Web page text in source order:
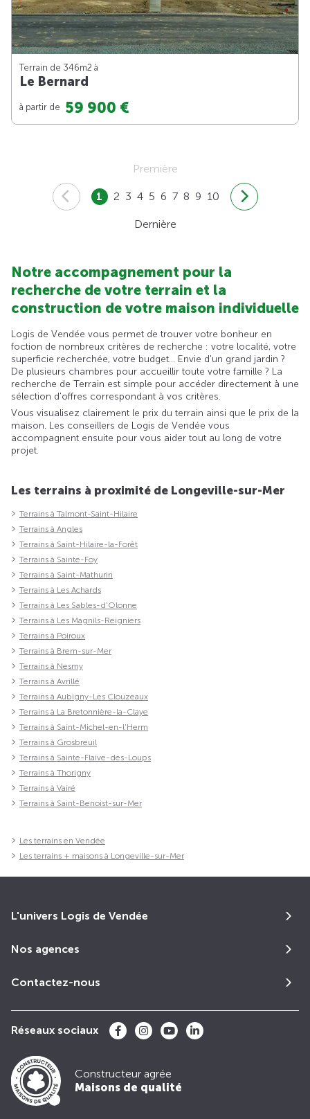
Terrain de 346m2 à
Le Bernard
à partir de 59 900 €
Première
1 2 3 4 5 6 7 8 9 10
Dernière
Notre accompagnement pour la
recherche de votre terrain et la
construction de votre maison individuelle
Logis de Vendée vous permet de trouver votre bonheur en
foction de nombreux critères de recherche : votre localité, votre
superficie recherchée, votre budget... Envie d'un grand jardin ?
De plusieurs chambres pour accueillir toute votre famille ? La
recherche de Terrain est simple pour accéder directement à une
sélection d'offres correspondant à vos critères.
Vous visualisez clairement le prix du terrain ainsi que le prix de la
maison. Les conseillers de Logis de Vendée vous
accompagnent ensuite pour vous aider tout au long de votre
projet.
Les terrains à proximité de Longeville-sur-Mer
Terrains à Talmont-Saint-Hilaire
Terrains à Angles
Terrains à Saint-Hilaire-la-Forêt
Terrains à Sainte-Foy
Terrains à Saint-Mathurin
Terrains à Les Achards
Terrains à Les Sables-d'Olonne
Terrains à Les Magnils-Reigniers
Terrains à Poiroux
Terrains à Brem-sur-Mer
Terrains à Nesmy
Terrains à Avrillé
Terrains à Aubigny-Les Clouzeaux
Terrains à La Bretonnière-la-Claye
Terrains à Saint-Michel-en-l'Herm
Terrains à Grosbreuil
Terrains à Sainte-Flaive-des-Loups
Terrains à Thorigny
Terrains à Vairé
Terrains à Saint-Benoist-sur-Mer
Les terrains en Vendée
Les terrains + maisons à Longeville-sur-Mer
L'univers Logis de Vendée
Nos agences
Contactez-nous
Réseaux sociaux
Constructeur agrée
Maisons de qualité